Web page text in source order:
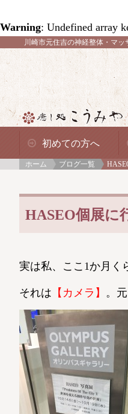
Warning: Undefined array
川崎市元住吉の神経整体・マッ
初めての方へ
ホーム ブログ一覧
HASEO個展に
実は私、ここ1か月く
それは 【カメラ】 。